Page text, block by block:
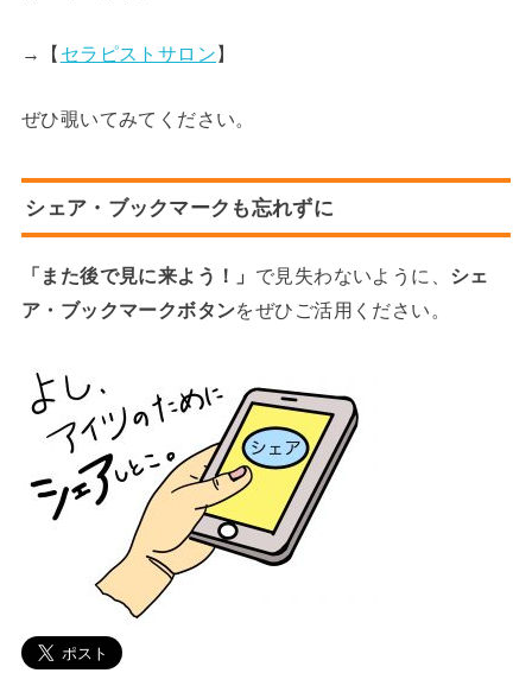
→【 セラピストサロン】
ぜひ覗いてみてください。
シェア・ブックマークも忘れずに
「また後で見に来よう！」 で見失わないように、 シェ
ア・ブックマークボタンをぜひご活用ください。